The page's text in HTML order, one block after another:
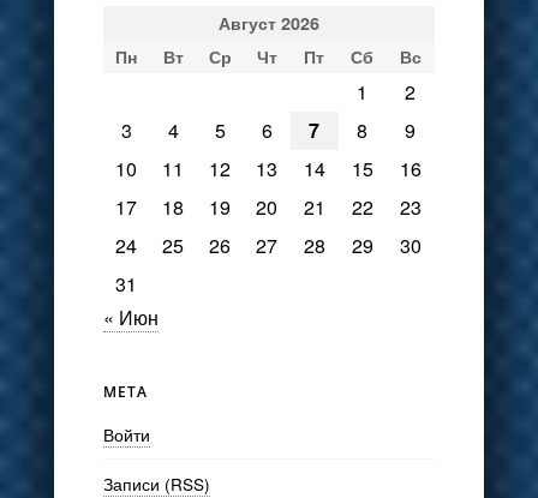
Август 2026
Пн
Вт Ср Чт Пт Сб Вс
1
2
3
4 5 6 7 8
9
10
11 12 13 14 15
16
17
18 19 20 21 22
23
24
25 26 27 28 29
30
31
« Июн
МЕТА
Войти
Записи (RSS)